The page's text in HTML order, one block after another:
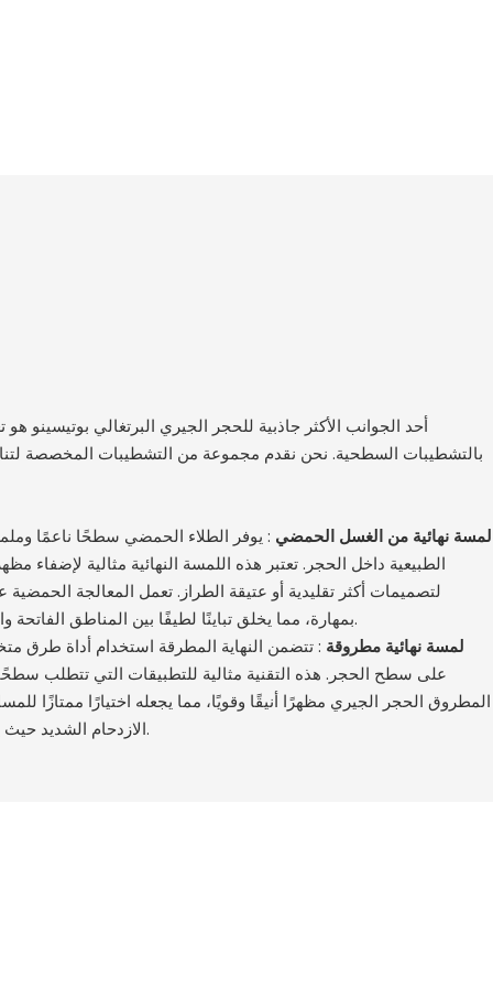
أحد الجوانب الأكثر جاذبية للحجر الجيري البرتغالي بوتيسينو هو
بالتشطيبات السطحية. نحن نقدم مجموعة من التشطيبات المخصصة
لمسة نهائية من الغسل الحمضي : يوفر الطلاء الحمضي سطحًا ناعمًا
الطبيعية داخل الحجر. تعتبر هذه اللمسة النهائية مثالية لإضفاء
لتصميمات أكثر تقليدية أو عتيقة الطراز. تعمل المعالجة الحمضية
بمهارة، مما يخلق تباينًا لطيفًا بين المناطق الفاتحة والداكنة، مما يبرز جماله الفطري.
لمسة نهائية مطروقة : تتضمن النهاية المطرقة استخدام أداة طرق
على سطح الحجر. هذه التقنية مثالية للتطبيقات التي تتطلب
المطروق الحجر الجيري مظهرًا أنيقًا وقويًا، مما يجعله اختيارًا ممتازًا
الازدحام الشديد حيث يكون الجمال والمتانة ضروريين.